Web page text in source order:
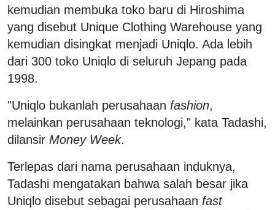
kemudian membuka toko baru di Hiroshima
yang disebut Unique Clothing Warehouse yang
kemudian disingkat menjadi Uniqlo. Ada lebih
dari 300 toko Uniqlo di seluruh Jepang pada
1998.
"Uniqlo bukanlah perusahaan fashion,
melainkan perusahaan teknologi," kata Tadashi,
dilansir Money Week.
Terlepas dari nama perusahaan induknya,
Tadashi mengatakan bahwa salah besar jika
Uniqlo disebut sebagai perusahaan fast